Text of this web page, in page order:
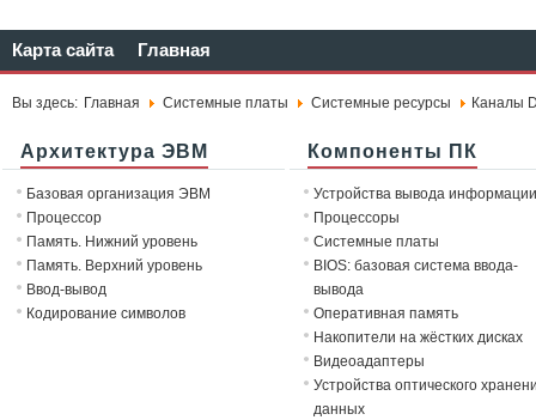
Карта сайта Главная
Вы здесь: Главная Системные платы Системные ресурсы Каналы
Архитектура ЭВМ
Базовая организация ЭВМ
Процессор
Память. Нижний уровень
Память. Верхний уровень
Ввод-вывод
Кодирование символов
Компоненты ПК
Устройства вывода информации
Процессоры
Системные платы
BIOS: базовая система ввода-
вывода
Оперативная память
Накопители на жёстких дисках
Видеоадаптеры
Устройства оптического
данных